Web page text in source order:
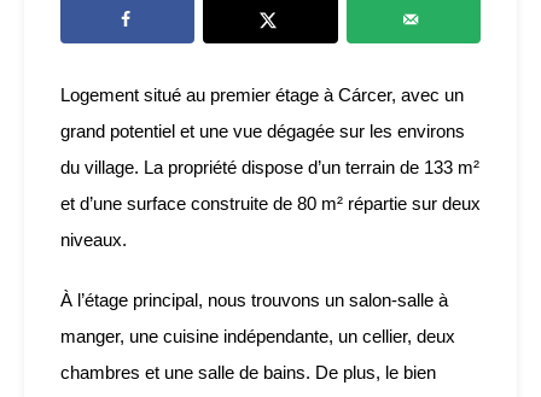
Logement situé au premier étage à Cárcer, avec un
grand potentiel et une vue dégagée sur les environs
du village. La propriété dispose d’un terrain de 133 m²
et d’une surface construite de 80 m² répartie sur deux
niveaux.
À l’étage principal, nous trouvons un salon-salle à
manger, une cuisine indépendante, un cellier, deux
chambres et une salle de bains. De plus, le bien